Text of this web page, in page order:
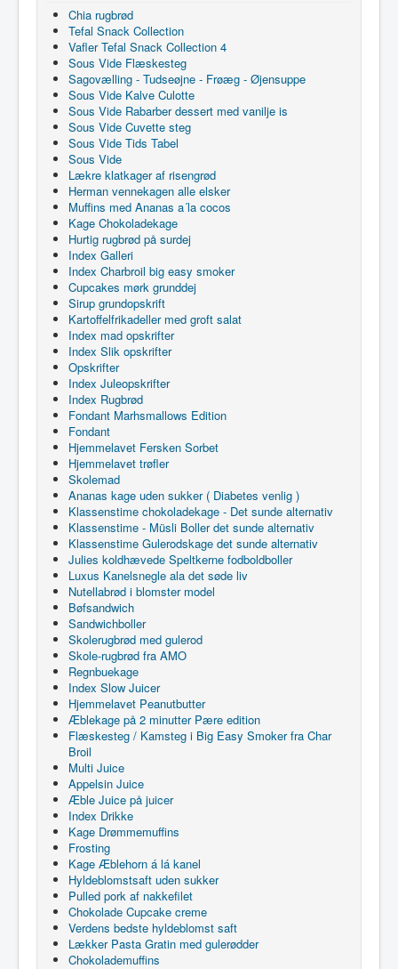
Chia rugbrød
Tefal Snack Collection
Vafler Tefal Snack Collection 4
Sous Vide Flæskesteg
Sagovælling - Tudseøjne - Frøæg - Øjensuppe
Sous Vide Kalve Culotte
Sous Vide Rabarber dessert med vanilje is
Sous Vide Cuvette steg
Sous Vide Tids Tabel
Sous Vide
Lækre klatkager af risengrød
Herman vennekagen alle elsker
Muffins med Ananas a´la cocos
Kage Chokoladekage
Hurtig rugbrød på surdej
Index Galleri
Index Charbroil big easy smoker
Cupcakes mørk grunddej
Sirup grundopskrift
Kartoffelfrikadeller med groft salat
Index mad opskrifter
Index Slik opskrifter
Opskrifter
Index Juleopskrifter
Index Rugbrød
Fondant Marhsmallows Edition
Fondant
Hjemmelavet Fersken Sorbet
Hjemmelavet trøfler
Skolemad
Ananas kage uden sukker ( Diabetes venlig )
Klassenstime chokoladekage - Det sunde alternativ
Klassenstime - Müsli Boller det sunde alternativ
Klassenstime Gulerodskage det sunde alternativ
Julies koldhævede Speltkerne fodboldboller
Luxus Kanelsnegle ala det søde liv
Nutellabrød i blomster model
Bøfsandwich
Sandwichboller
Skolerugbrød med gulerod
Skole-rugbrød fra AMO
Regnbuekage
Index Slow Juicer
Hjemmelavet Peanutbutter
Æblekage på 2 minutter Pære edition
Flæskesteg / Kamsteg i Big Easy Smoker fra Char
Broil
Multi Juice
Appelsin Juice
Æble Juice på juicer
Index Drikke
Kage Drømmemuffins
Frosting
Kage Æblehorn á lá kanel
Hyldeblomstsaft uden sukker
Pulled pork af nakkefilet
Chokolade Cupcake creme
Verdens bedste hyldeblomst saft
Lækker Pasta Gratin med gulerødder
Chokolademuffins